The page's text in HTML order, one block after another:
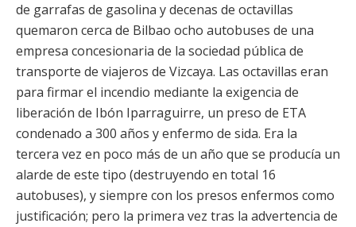
de garrafas de gasolina y decenas de octavillas
quemaron cerca de Bilbao ocho autobuses de una
empresa concesionaria de la sociedad pública de
transporte de viajeros de Vizcaya. Las octavillas eran
para firmar el incendio mediante la exigencia de
liberación de Ibón Iparraguirre, un preso de ETA
condenado a 300 años y enfermo de sida. Era la
tercera vez en poco más de un año que se producía un
alarde de este tipo (destruyendo en total 16
autobuses), y siempre con los presos enfermos como
justificación; pero la primera vez tras la advertencia de